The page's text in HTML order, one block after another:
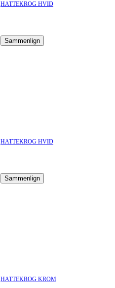
HATTEKROG HVID
Sammenlign
HATTEKROG HVID
Sammenlign
HATTEKROG KROM